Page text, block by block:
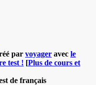
par voyager avec le
test ! [Plus de cours et
de français